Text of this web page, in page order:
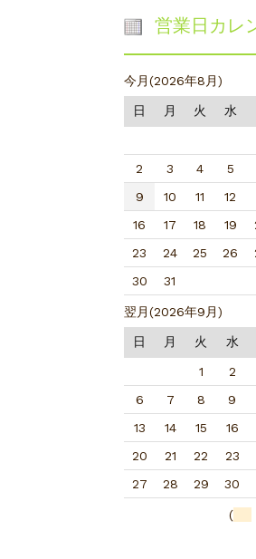
営業日カレ
今月(2026年8月)
日 月 火 水
2
3 4 5
9
10 11 12
16
17 18 19
23
24 25 26
30
31
翌月(2026年9月)
日 月 火 水
1 2
6
7 8 9
13
14 15 16
20
21 22 23
27
28 29 30
(